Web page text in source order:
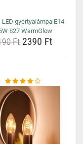
LED gyertyalámpa E14
827 WarmGlow
Ft 2390 Ft